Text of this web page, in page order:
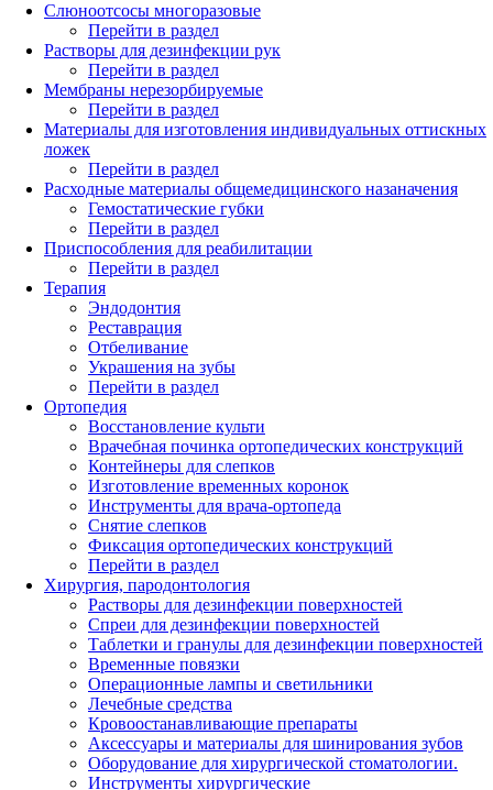
Слюноотсосы многоразовые
Перейти в раздел
Растворы для дезинфекции рук
Перейти в раздел
Мембраны нерезорбируемые
Перейти в раздел
Материалы для изготовления индивидуальных оттискных
ложек
Перейти в раздел
Расходные материалы общемедицинского назаначения
Гемостатические губки
Перейти в раздел
Приспособления для реабилитации
Перейти в раздел
Терапия
Эндодонтия
Реставрация
Отбеливание
Украшения на зубы
Перейти в раздел
Ортопедия
Восстановление культи
Врачебная починка ортопедических конструкций
Контейнеры для слепков
Изготовление временных коронок
Инструменты для врача-ортопеда
Снятие слепков
Фиксация ортопедических конструкций
Перейти в раздел
Хирургия, пародонтология
Растворы для дезинфекции поверхностей
Спреи для дезинфекции поверхностей
Таблетки и гранулы для дезинфекции поверхностей
Временные повязки
Операционные лампы и светильники
Лечебные средства
Кровоостанавливающие препараты
Аксессуары и материалы для шинирования зубов
Оборудование для хирургической стоматологии.
Инструменты хирургические